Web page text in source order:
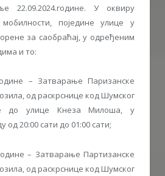
22.09.2024.године. У оквиру
поједине улице у
за саобраћај, у одређеним
и то:
– Затварање Паризанске
од раскрснице код Шумског
до улице Кнеза Милоша, у
од 20:00 сати до 01:00 сати;
– Затварање Партизанске
од раскрснице код Шумског